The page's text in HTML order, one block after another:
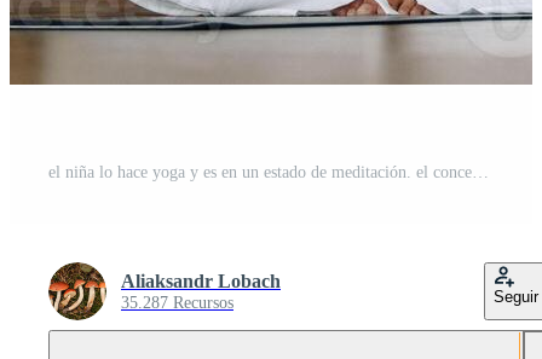
Aliaksandr Lobach
35.287 Recursos Seguir